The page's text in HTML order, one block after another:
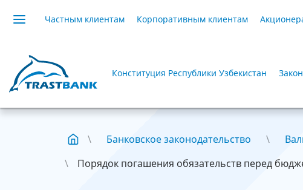
Частным клиентам Корпоративным клиентам
Конституция Республики Узбекистан
Банковское законодательство
Порядок погашения обязательств перед